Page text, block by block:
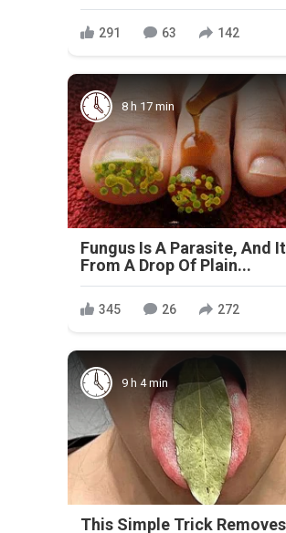
291 63 142
8 h 17 min
Fungus Is A Parasite, And
From A Drop Of Plain...
345 26 272
9 h 4 min
This Simple Trick Removes